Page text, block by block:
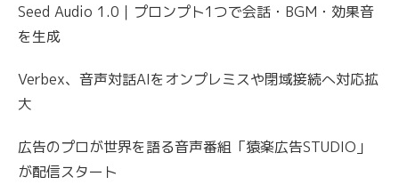
Seed Audio 1.0｜プロンプト1つで会話・BGM・効果音
を生成
Verbex、音声対話AIをオンプレミスや閉域接続へ対応拡
大
広告のプロが世界を語る音声番組「猿楽広告STUDIO」
が配信スタート